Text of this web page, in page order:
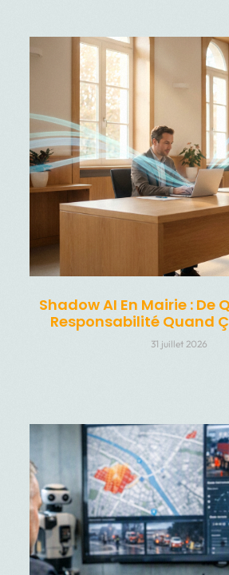
Shadow AI En Mairie : De
Responsabilité Quand
31 juillet 2026